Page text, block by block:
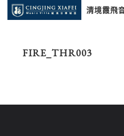
清境霞飛
FIRE_THR003